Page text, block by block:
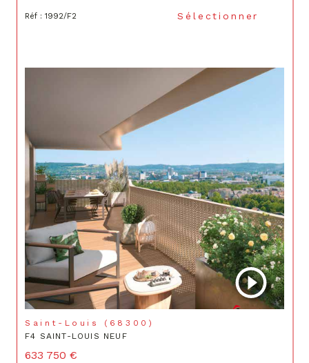
Réf : 1992/F2 Sélectionner
Saint-Louis (68300)
F4 SAINT-LOUIS NEUF
633 750 €